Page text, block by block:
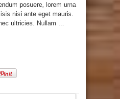
posuere, lorem urna
nisi ante eget mauris.
ultricies. Nullam ...